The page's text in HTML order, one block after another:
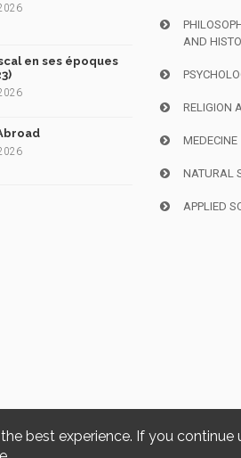
best experience. If you
en ses époques
AND
RELIGION
MEDECINE
NATURAL
APPLIED
© 2026, i6doc. Powered by